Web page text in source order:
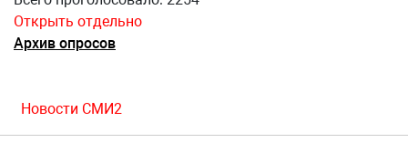
Открыть отдельно
Архив опросов
Новости СМИ2